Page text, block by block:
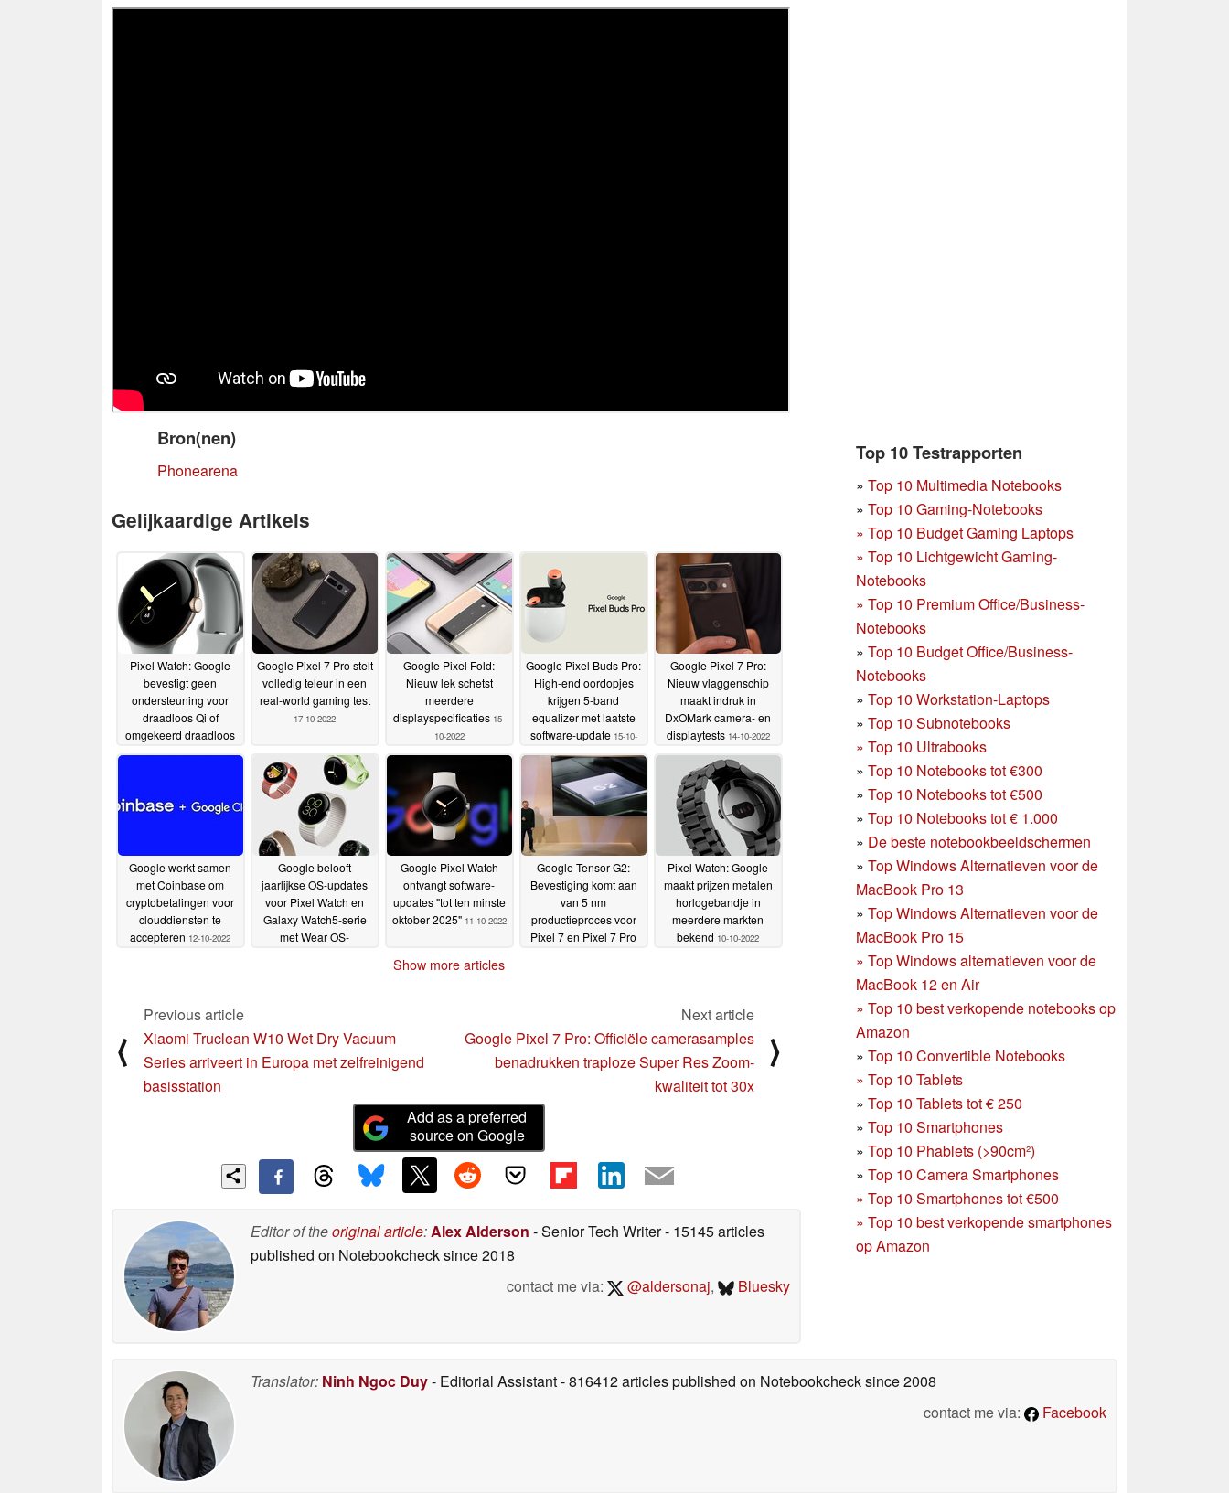
Top 10 Testrapporten
» Top 10 Multimedia Notebooks
» Top 10 Gaming-Notebooks
» Top 10 Budget Gaming Laptops
» Top 10 Lichtgewicht Gaming-
Notebooks
» Top 10 Premium Office/Business-
Notebooks
» Top 10 Budget Office/Business-
Notebooks
» Top 10 Workstation-Laptops
» Top 10 Subnotebooks
» Top 10 Ultrabooks
» Top 10 Notebooks tot €300
» Top 10 Notebooks tot €500
» Top 10 Notebooks tot € 1.000
» De beste notebookbeeldschermen
» Top Windows Alternatieven voor de
MacBook Pro 13
» Top Windows Alternatieven voor de
MacBook Pro 15
» Top Windows alternatieven voor de
MacBook 12 en Air
» Top 10 best verkopende notebooks op
Amazon
» Top 10 Convertible Notebooks
» Top 10 Tablets
» Top 10 Tablets tot € 250
» Top 10 Smartphones
» Top 10 Phablets (>90cm²)
» Top 10 Camera Smartphones
» Top 10 Smartphones tot €500
» Top 10 best verkopende smartphones
op Amazon
Bron(nen)
Phonearena
Gelijkaardige Artikels
Pixel Watch: Google
bevestigt geen
ondersteuning voor
draadloos Qi of
omgekeerd draadloos
opladen voor nieuwe
Google Pixel 7 Pro stelt
volledig teleur in een
real-world gaming test
17-10-2022
Google Pixel Fold:
Nieuw lek schetst
meerdere
displayspecificaties 15-
10-2022
Google Pixel Buds Pro:
High-end oordopjes
krijgen 5-band
equalizer met laatste
software-update 15-10-
2022
Google Pixel 7 Pro:
Nieuw vlaggenschip
maakt indruk in
DxOMark camera- en
displaytests 14-10-2022
Google werkt samen
met Coinbase om
cryptobetalingen voor
clouddiensten te
accepteren 12-10-2022
Google belooft
jaarlijkse OS-updates
voor Pixel Watch en
Galaxy Watch5-serie
met Wear OS-
Google Pixel Watch
ontvangt software-
updates "tot ten minste
oktober 2025" 11-10-2022
Google Tensor G2:
Bevestiging komt aan
van 5 nm
productieproces voor
Pixel 7 en Pixel 7 Pro
Pixel Watch: Google
maakt prijzen metalen
horlogebandje in
meerdere markten
bekend 10-10-2022
Show more articles
⟨
Previous article
Xiaomi Truclean W10 Wet Dry Vacuum
Series arriveert in Europa met zelfreinigend
basisstation
Next article
Google Pixel 7 Pro: Officiële camerasamples
benadrukken traploze Super Res Zoom-
kwaliteit tot 30x
⟩
Add as a preferred
source on Google
Editor of theoriginal article:Alex Alderson - Senior Tech Writer- 15145 articles
published on Notebookchecksince 2018
contact me via:
@aldersonaj, Bluesky
Translator: Ninh Ngoc Duy- Editorial Assistant- 816412 articles published on Notebookchecksince 2008
contact me via:
Facebook